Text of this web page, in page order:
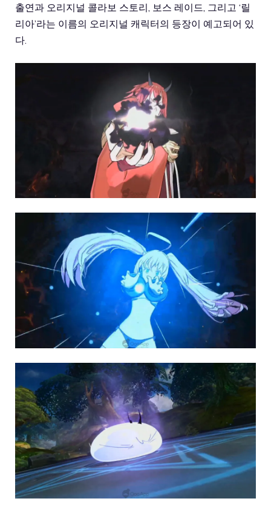
출연과 오리지널 콜라보 스토리, 보스 레이드, 그리고 ‘릴
리아’라는 이름의 오리지널 캐릭터의 등장이 예고되어 있
다.